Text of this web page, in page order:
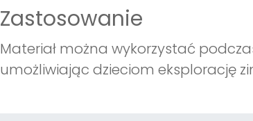
Zastosowanie
Materiał można wykorzystać
umożliwiając dzieciom eksplorację